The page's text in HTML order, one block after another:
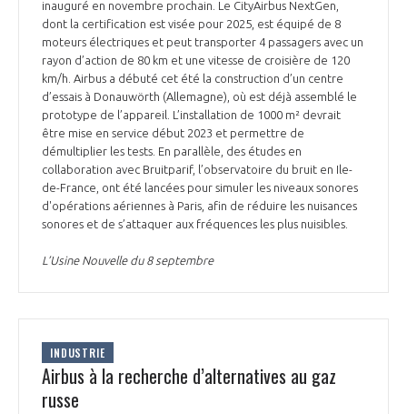
inauguré en novembre prochain. Le CityAirbus NextGen,
dont la certification est visée pour 2025, est équipé de 8
moteurs électriques et peut transporter 4 passagers avec un
rayon d’action de 80 km et une vitesse de croisière de 120
km/h. Airbus a débuté cet été la construction d’un centre
d’essais à Donauwörth (Allemagne), où est déjà assemblé le
prototype de l’appareil. L’installation de 1000 m² devrait
être mise en service début 2023 et permettre de
démultiplier les tests. En parallèle, des études en
collaboration avec Bruitparif, l’observatoire du bruit en Ile-
de-France, ont été lancées pour simuler les niveaux sonores
d'opérations aériennes à Paris, afin de réduire les nuisances
sonores et de s’attaquer aux fréquences les plus nuisibles.
L’Usine Nouvelle du 8 septembre
INDUSTRIE
Airbus à la recherche d’alternatives au gaz
russe